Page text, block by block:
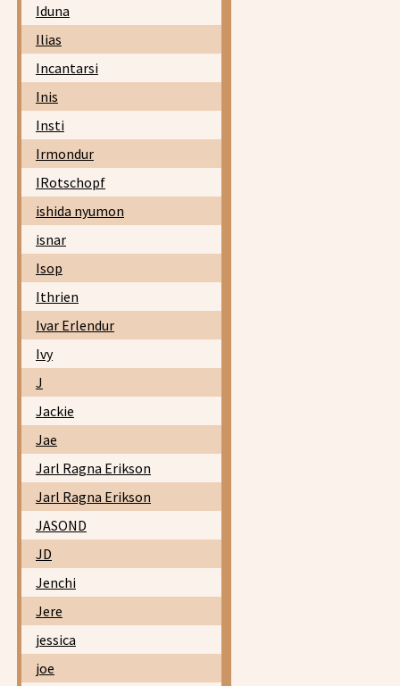
Iduna
Ilias
Incantarsi
Inis
Insti
Irmondur
IRotschopf
ishida nyumon
isnar
Isop
Ithrien
Ivar Erlendur
Ivy
J
Jackie
Jae
Jarl Ragna Erikson
Jarl Ragna Erikson
JASOND
JD
Jenchi
Jere
jessica
joe